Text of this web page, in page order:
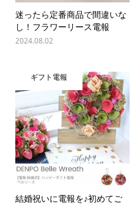
迷ったら定番商品で間違いな
し！フラワーリース電報
2024.08.02
ギフト電報
結婚祝いに電報を♪初めてご